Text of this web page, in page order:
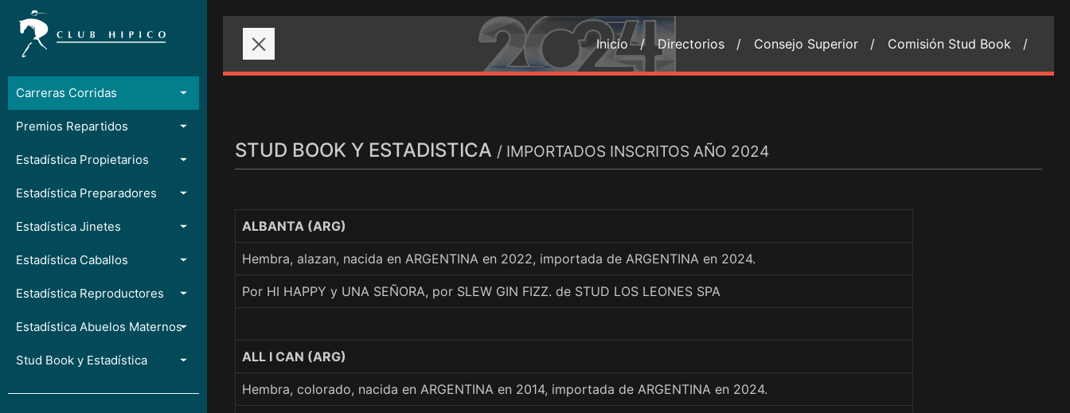
Carreras Corridas
Premios Repartidos
Estadística Propietarios
Estadística Preparadores
Estadística Jinetes
Estadística Caballos
Estadística Reproductores
Estadística Abuelos Maternos
Stud Book y Estadística
Inicio / Directorios / Consejo Superior / Comisión Stud Book /
STUD BOOK Y ESTADISTICA / IMPORTADOS INSCRITOS AÑO 2024
ALBANTA (ARG)
Hembra, alazan, nacida en ARGENTINA en 2022, importada de ARGENTINA en 2024.
Por HI HAPPY y UNA SEÑORA, por SLEW GIN FIZZ. de STUD LOS LEONES SPA
ALL I CAN (ARG)
Hembra, colorado, nacida en ARGENTINA en 2014, importada de ARGENTINA en 2024.